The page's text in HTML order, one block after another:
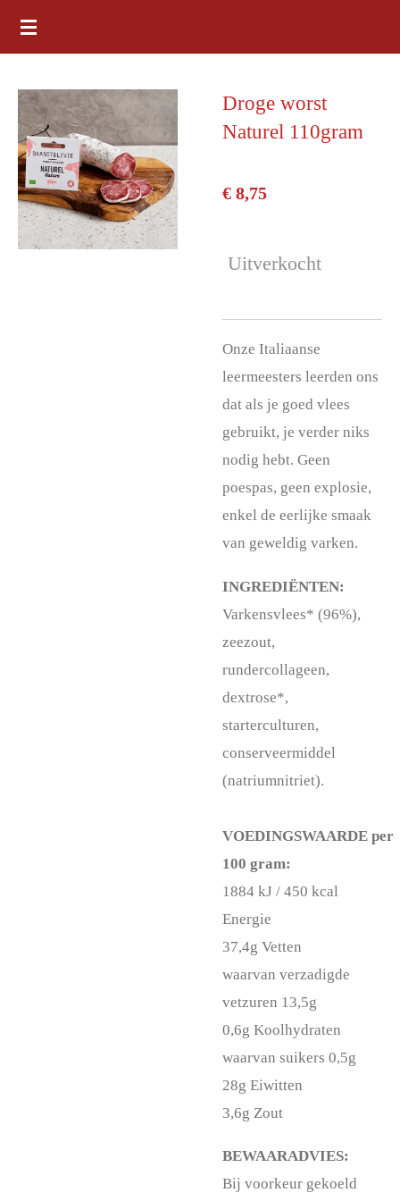
Ga
direct
de
hoofdinhoud
Droge worst
Naturel 110gram
€ 8,75
Uitverkocht
Onze Italiaanse
leermeesters leerden ons
dat als je goed vlees
gebruikt, je verder niks
nodig hebt. Geen
poespas, geen explosie,
enkel de eerlijke smaak
van geweldig varken.
INGREDIËNTEN:
Varkensvlees* (96%),
zeezout,
rundercollageen,
dextrose*,
starterculturen,
conserveermiddel
(natriumnitriet).
VOEDINGSWAARDE per
100 gram:
1884 kJ / 450 kcal
Energie
37,4g Vetten
waarvan verzadigde
vetzuren 13,5g
0,6g Koolhydraten
waarvan suikers 0,5g
28g Eiwitten
3,6g Zout
BEWAARADVIES:
Bij voorkeur gekoeld